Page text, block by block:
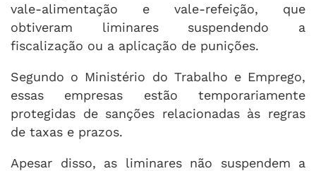
vale-alimentação e vale-refeição, que
obtiveram liminares suspendendo a
fiscalização ou a aplicação de punições.
Segundo o Ministério do Trabalho e Emprego,
essas empresas estão temporariamente
protegidas de sanções relacionadas às regras
de taxas e prazos.
Apesar disso, as liminares não suspendem a